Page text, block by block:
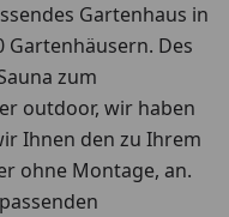
Gartenhaus in
Gartenhäusern. Des
zum
outdoor, wir haben
Ihnen den zu Ihrem
ohne Montage, an.